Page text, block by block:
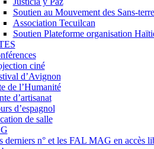
Soutien au Mouvement des Sans-terre
Association Tecuilcan
Soutien Plateforme organisation
ciné
d’Avignon
de l’Humanité
d’artisanat
d’espagnol
de salle
derniers n° et les FAL MAG en accès